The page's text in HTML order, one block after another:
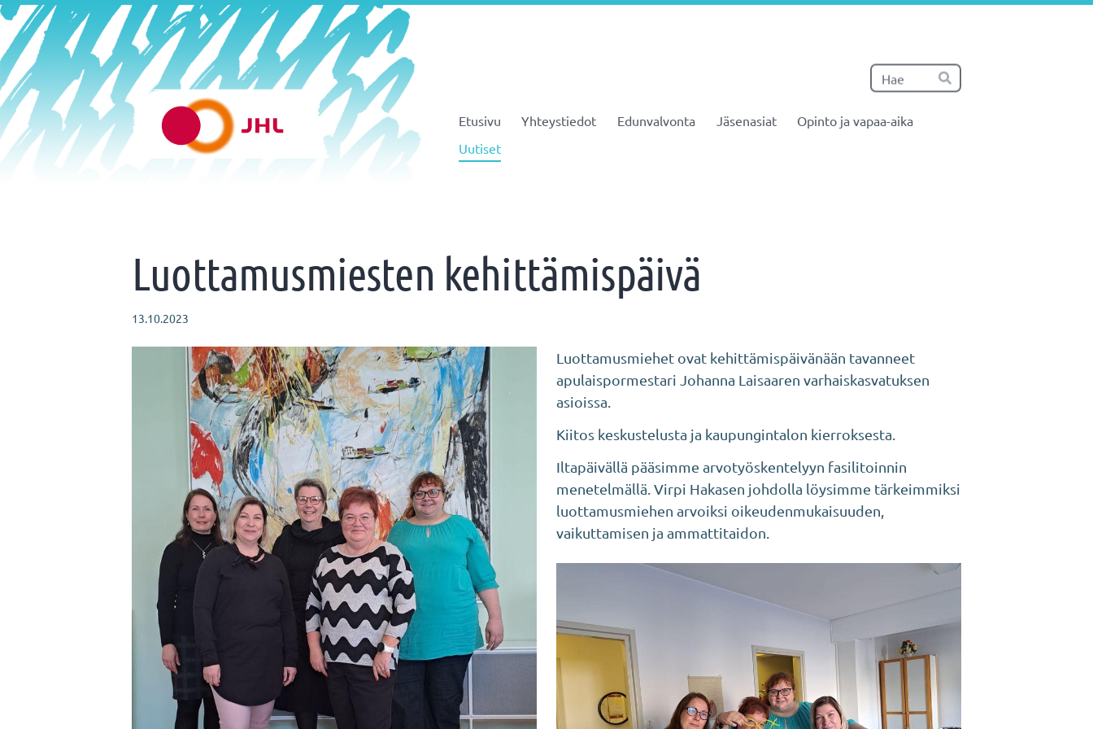
Siirry
sivun
sisältöön
Haku
Hae
Helsingin varhaiskasvatus JHL ry 081 Etusivu Yhteystiedot Edunvalvonta Jäsenasiat
Opinto ja vapaa-aika
Uutiset
Luottamusmiesten kehittämispäivä
13.10.2023
Luottamusmiehet ovat kehittämispäivänään tavanneet
apulaispormestari Johanna Laisaaren varhaiskasvatuksen
asioissa.
Kiitos keskustelusta ja kaupungintalon kierroksesta.
Iltapäivällä pääsimme arvotyöskentelyyn fasilitoinnin
menetelmällä. Virpi Hakasen johdolla löysimme tärkeimmiksi
luottamusmiehen arvoiksi oikeudenmukaisuuden,
vaikuttamisen ja ammattitaidon.